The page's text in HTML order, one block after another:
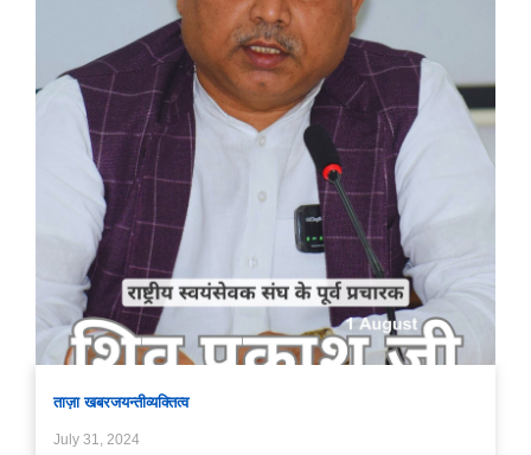
ताज़ा खबरजयन्तीव्यक्तित्व
July 31, 2024